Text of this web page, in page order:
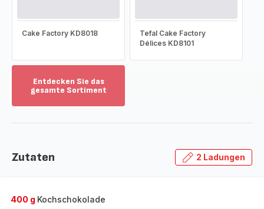
Cake Factory KD8018
Tefal Cake Factory
Délices KD8101
Entdecken Sie das
gesamte Sortiment
das
Zutaten 2 Ladungen
400 g Kochschokolade